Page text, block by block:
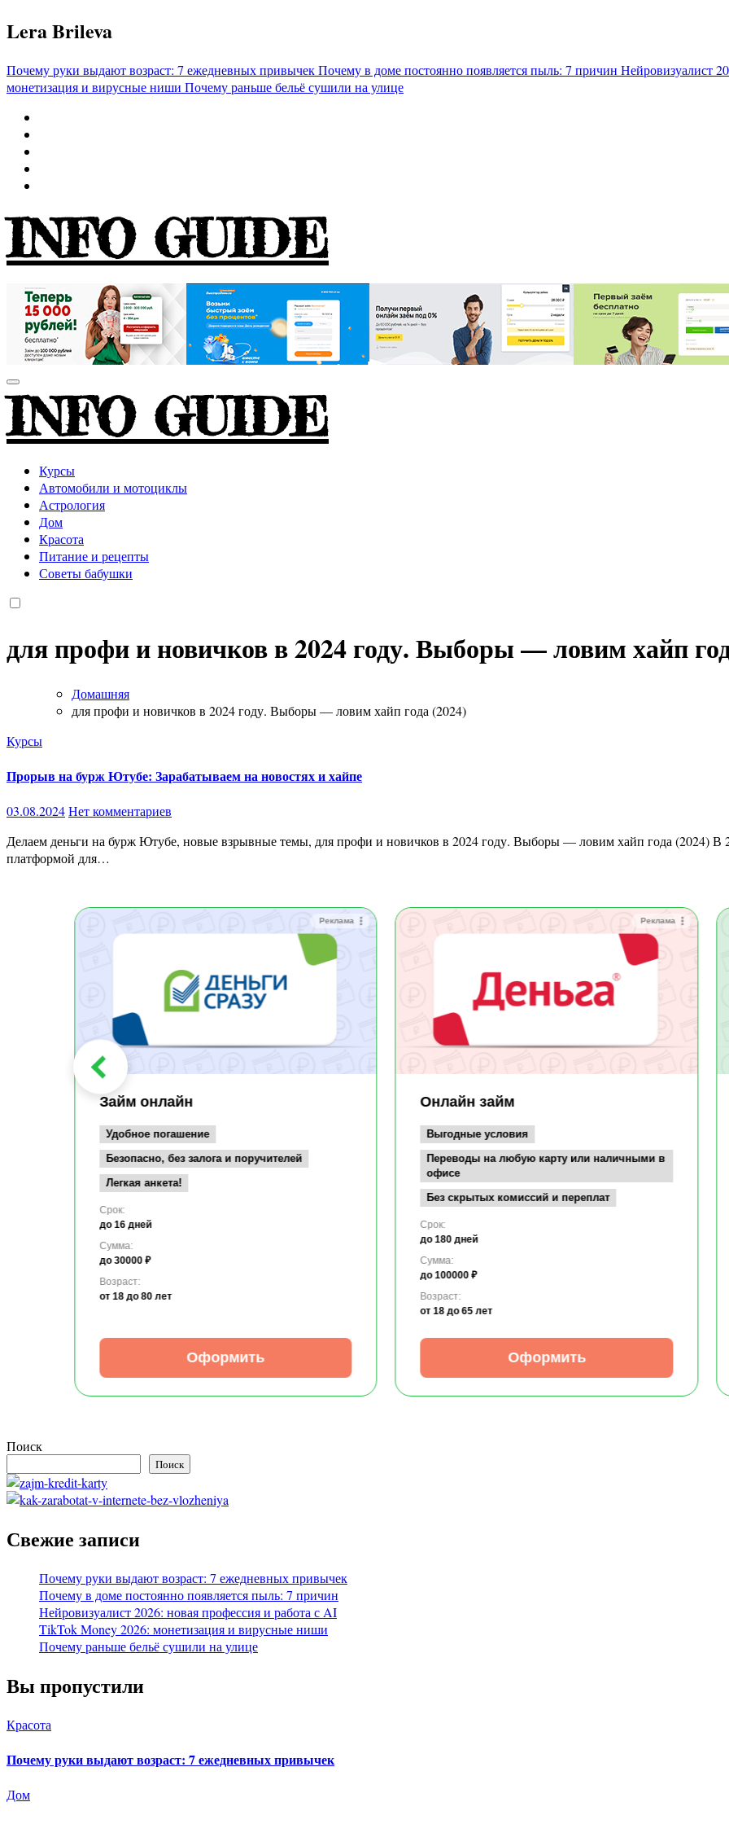
Перейти
к
Lera Brileva
Почему руки выдают возраст: 7 ежедневных привычекПочему в доме постоянно появляется пыль: 7 причин Нейровизуалист
монетизация и вирусные ниши Почему раньше бельё сушили на улице
INFO GUIDE
INFO GUIDE
Курсы
Автомобили и мотоциклы
Астрология
Дом
Красота
Питание и рецепты
Советы бабушки
для профи и новичков в 2024 году. Выборы — ловим хайп
Домашняя
для профи и новичков в 2024 году. Выборы — ловим хайп года (2024)
Курсы
Прорыв на бурж Ютубе: Зарабатываем на новостях и хайпе
03.08.2024Нет комментариев
Делаем деньги на бурж Ютубе, новые взрывные темы, для профи и новичков в 2024 году. Выборы — ловим хайп года (2024) В 2024 году зарубежный YouTube становится привлекательной
платформой для…
Реклама
Займ онлайн
Удобное погашение
Безопасно, без залога и поручителей
Легкая анкета!
Срок:
до 16 дней
Сумма:
до 30000 ₽
Возраст:
от 18 до 80 лет
Оформить
Реклама
Онлайн займ
Выгодные условия
Переводы на любую карту или наличными в
офисе
Без скрытых комиссий и переплат
Срок:
до 180 дней
Сумма:
до 100000 ₽
Возраст:
от 18 до 65 лет
Оформить
Поиск
Поиск
Свежие записи
Почему руки выдают возраст: 7 ежедневных привычек
Почему в доме постоянно появляется пыль: 7 причин
Нейровизуалист 2026: новая профессия и работа с AI
TikTok Money 2026: монетизация и вирусные ниши
Почему раньше бельё сушили на улице
Вы пропустили
Красота
Почему руки выдают возраст: 7 ежедневных привычек
Дом